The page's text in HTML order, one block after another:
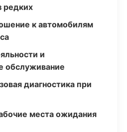
редких
к автомобилям
и
обслуживание
диагностика при
места ожидания